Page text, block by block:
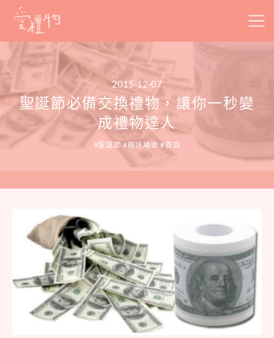
Skip
content
2015-12-07
聖誕節必備交換禮物，讓你一秒變
成禮物達人
聖誕節 贈送場合 首頁